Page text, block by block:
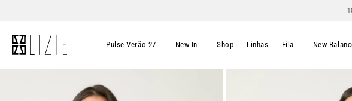
Pulse Verão 27 New In Shop Linhas Fila New